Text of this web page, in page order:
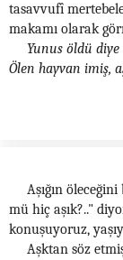
tasavvufî
makamı olarak
Yunus öldü diye
Ölen hayvan imiş,
Aşığın
mü hiç aşık?.."
konuşuyoruz,
Aşktan söz